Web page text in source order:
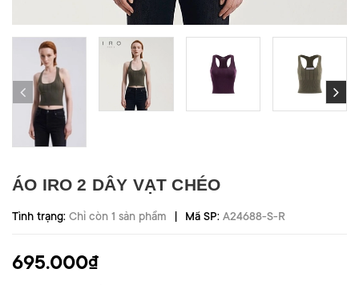
ÁO IRO 2 DÂY VẠT CHÉO
Tình trạng: Chỉ còn 1 sản phẩm | Mã SP: A24688-S-R
695.000₫